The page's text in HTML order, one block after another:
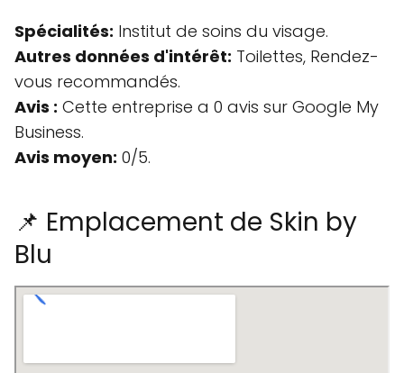
Spécialités: Institut de soins du visage.
Autres données d'intérêt: Toilettes, Rendez-
vous recommandés.
Avis : Cette entreprise a 0 avis sur Google My
Business.
Avis moyen: 0/5.
📌 Emplacement de Skin by
Blu